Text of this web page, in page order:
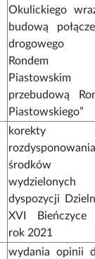
Okulickiego
budową
Rondem
przebudową
Piastowskiego”
korekty
środków
wydzielonych
dyspozycji
XVI Bieńczyce
rok 2021
wydania opinii